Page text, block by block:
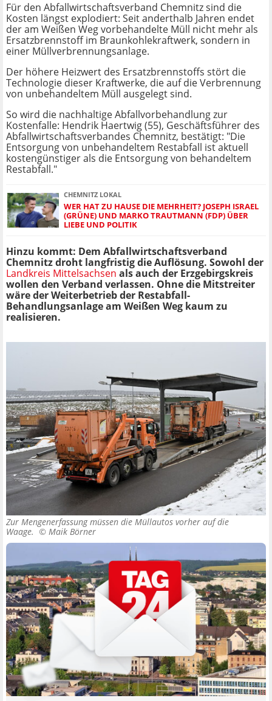
Für den Abfallwirtschaftsverband Chemnitz sind die
Kosten längst explodiert: Seit anderthalb Jahren endet
der am Weißen Weg vorbehandelte Müll nicht mehr als
Ersatzbrennstoff im Braunkohlekraftwerk, sondern in
einer Müllverbrennungsanlage.
Der höhere Heizwert des Ersatzbrennstoffs stört die
Technologie dieser Kraftwerke, die auf die Verbrennung
von unbehandeltem Müll ausgelegt sind.
So wird die nachhaltige Abfallvorbehandlung zur
Kostenfalle: Hendrik Haertwig (55), Geschäftsführer des
Abfallwirtschaftsverbandes Chemnitz, bestätigt: "Die
Entsorgung von unbehandeltem Restabfall ist aktuell
kostengünstiger als die Entsorgung von behandeltem
Restabfall."
CHEMNITZ LOKAL
WER HAT ZU HAUSE DIE MEHRHEIT? JOSEPH ISRAEL
(GRÜNE) UND MARKO TRAUTMANN (FDP) ÜBER
LIEBE UND POLITIK
Hinzu kommt: Dem Abfallwirtschaftsverband
Chemnitz droht langfristig die Auflösung. Sowohl der
Landkreis Mittelsachsen als auch der Erzgebirgskreis
wollen den Verband verlassen. Ohne die Mitstreiter
wäre der Weiterbetrieb der Restabfall-
Behandlungsanlage am Weißen Weg kaum zu
realisieren.
Zur Mengenerfassung müssen die Müllautos vorher auf die
Waage. © Maik Börner